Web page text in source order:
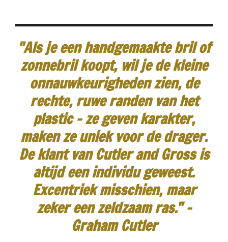
"Als je een handgemaakte bril of
zonnebril koopt, wil je de kleine
onnauwkeurigheden zien, de
rechte, ruwe randen van het
plastic - ze geven karakter,
maken ze uniek voor de drager.
De klant van Cutler and Gross is
altijd een individu geweest.
Excentriek misschien, maar
zeker een zeldzaam ras.” -
Graham Cutler